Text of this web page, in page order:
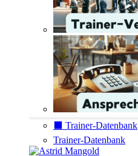
⬛️ Trainer-Datenbank
Trainer-Datenbank